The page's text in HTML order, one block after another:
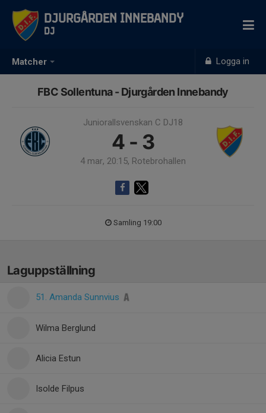
Matcher Logga in
Djurgården Innebandy
DJ
FBC Sollentuna - Djurgården Innebandy
Juniorallsvenskan C DJ18
4 - 3
4 mar, 20:15, Rotebrohallen
Samling 19:00
Laguppställning
51. Amanda Sunnvius
Wilma Berglund
Alicia Estun
Isolde Filpus